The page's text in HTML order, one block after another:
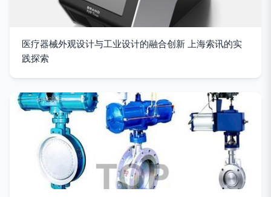
医疗器械外观设计与工业设计的融合创新 上海索讯的实
践探索